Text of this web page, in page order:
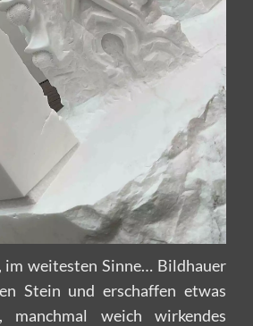
im weitesten Sinne… Bildhauer
Stein und erschaffen etwas
manchmal weich wirkendes